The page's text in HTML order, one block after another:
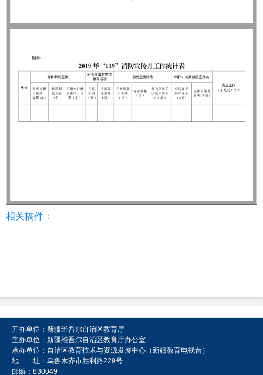
相关稿件：
开办单位：新疆维吾尔自治区教育厅
主办单位：新疆维吾尔自治区教育厅办公室
承办单位：自治区教育技术与资源发展中心（新疆教育电视台）
地 址：乌鲁木齐市胜利路229号
邮编：830049